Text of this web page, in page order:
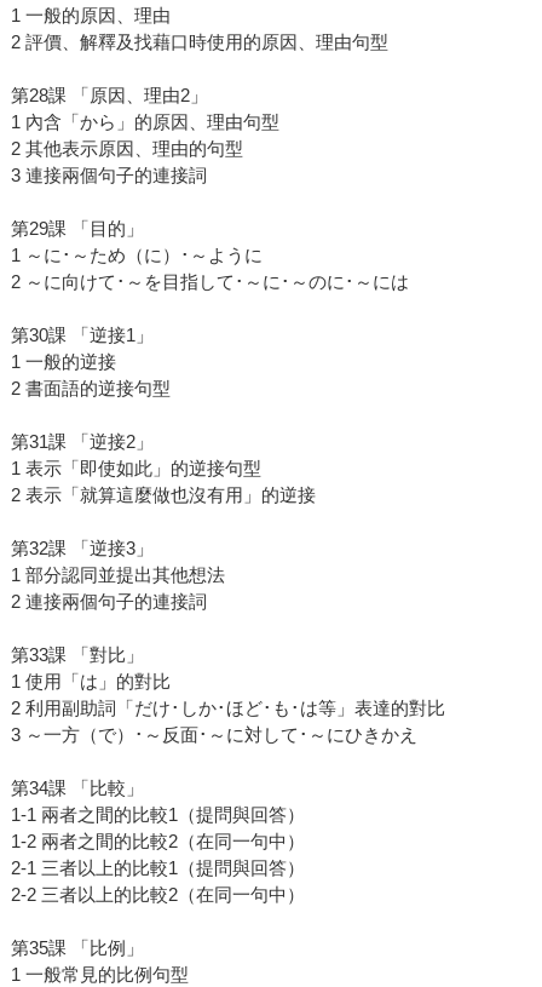
1 一般的原因、理由
2 評價、解釋及找藉口時使用的原因、理由句型
第28課 「原因、理由2」
1 內含「から」的原因、理由句型
2 其他表示原因、理由的句型
3 連接兩個句子的連接詞
第29課 「目的」
1 ～に･～ため（に）･～ように
2 ～に向けて･～を目指して･～に･～のに･～には
第30課 「逆接1」
1 一般的逆接
2 書面語的逆接句型
第31課 「逆接2」
1 表示「即使如此」的逆接句型
2 表示「就算這麼做也沒有用」的逆接
第32課 「逆接3」
1 部分認同並提出其他想法
2 連接兩個句子的連接詞
第33課 「對比」
1 使用「は」的對比
2 利用副助詞「だけ･しか･ほど･も･は等」表達的對比
3 ～一方（で）･～反面･～に対して･～にひきかえ
第34課 「比較」
1-1 兩者之間的比較1（提問與回答）
1-2 兩者之間的比較2（在同一句中）
2-1 三者以上的比較1（提問與回答）
2-2 三者以上的比較2（在同一句中）
第35課 「比例」
1 一般常見的比例句型